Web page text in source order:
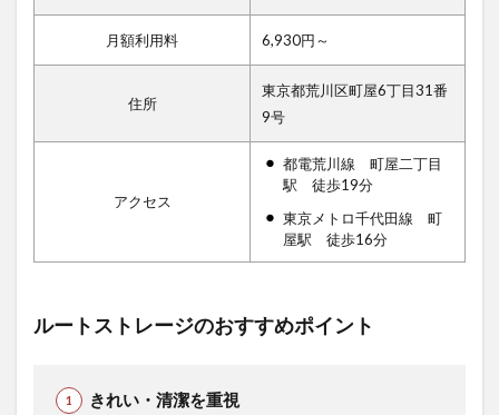
月額利用料 6,930円～
住所
東京都荒川区町屋6丁目31番
9号
アクセス
都電荒川線 町屋二丁目
駅 徒歩19分
東京メトロ千代田線 町
屋駅 徒歩16分
ルートストレージのおすすめポイント
きれい・清潔を重視